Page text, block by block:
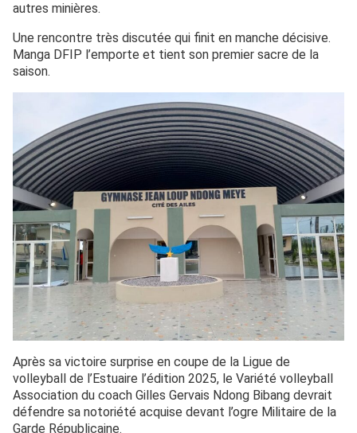
autres minières.
Une rencontre très discutée qui finit en manche décisive.
Manga DFIP l’emporte et tient son premier sacre de la
saison.
Après sa victoire surprise en coupe de la Ligue de
volleyball de l’Estuaire l’édition 2025, le Variété volleyball
Association du coach Gilles Gervais Ndong Bibang devrait
défendre sa notoriété acquise devant l’ogre Militaire de la
Garde Républicaine.